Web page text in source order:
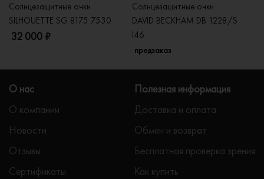
Солнцезащитные очки
SILHOUETTE SG 8175 7530
32 000 ₽
Солнцезащитные очки
DAVID BECKHAM DB 1228/S
I46
предзаказ
О нас
О компании
Новости
Отзывы
Сертификаты
Полезная информация
Доставка и оплата
Обмен и возврат
Бесплатная проверка зрения
Как купить